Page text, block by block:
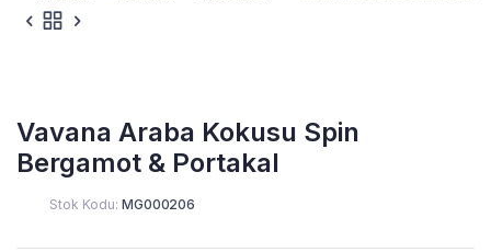
Vavana Araba Kokusu Spin
Bergamot & Portakal
Stok Kodu: MG000206